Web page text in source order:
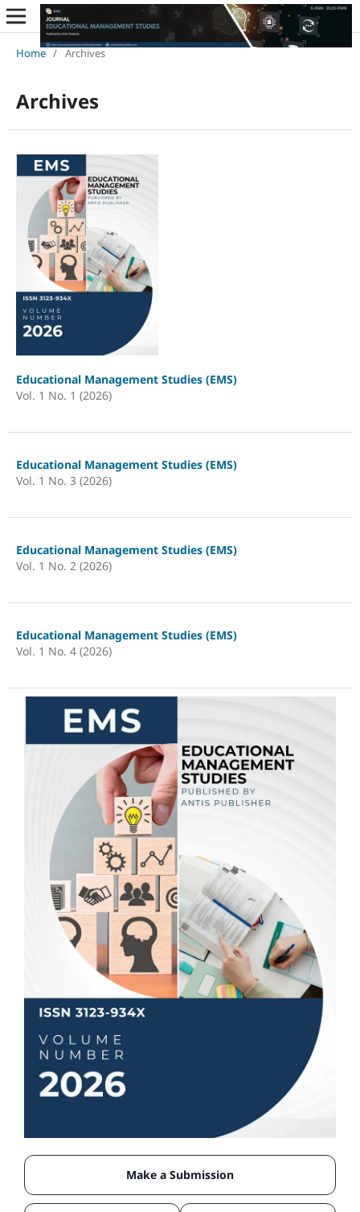
Home / Archives
Archives
Educational Management Studies (EMS)
Vol. 1 No. 1 (2026)
Educational Management Studies (EMS)
Vol. 1 No. 3 (2026)
Educational Management Studies (EMS)
Vol. 1 No. 2 (2026)
Educational Management Studies (EMS)
Vol. 1 No. 4 (2026)
Make a Submission